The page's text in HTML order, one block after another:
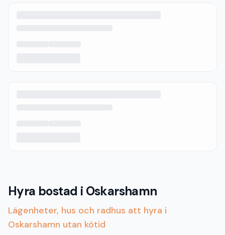
Hyra bostad i Oskarshamn
Lägenheter, hus och radhus att hyra i
Oskarshamn utan kötid